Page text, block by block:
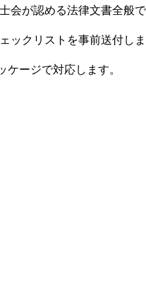
会が認める法律文書全般で
ックリストを事前送付しま
ージで対応します。